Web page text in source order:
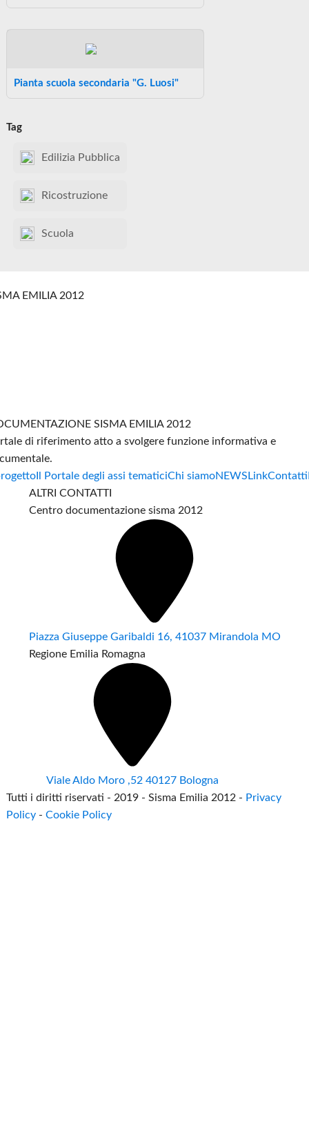
Pianta scuola secondaria "G. Luosi"
Tag
Edilizia Pubblica
Ricostruzione
Scuola
EMILIA 2012
SISMA EMILIA 2012
di riferimento atto a svolgere funzione informativa e
Il Portale degli assi tematiciChi siamoNEWSLinkContatti
ALTRI CONTATTI
Centro documentazione sisma 2012
Piazza Giuseppe Garibaldi 16, 41037 Mirandola MO
Regione Emilia Romagna
Viale Aldo Moro ,52 40127 Bologna
Tutti i diritti riservati - 2019 - Sisma Emilia 2012 - Privacy
Policy -Cookie Policy